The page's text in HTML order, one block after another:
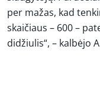
per mažas, kad
skaičiaus – 600 –
didžiulis“, – kalbėjo